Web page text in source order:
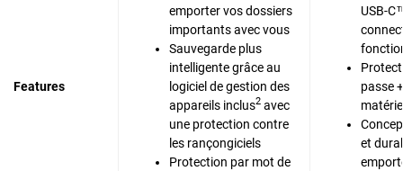
Features
emporter vos dossiers
importants avec vous
Sauvegarde plus
intelligente grâce au
logiciel de gestion des
appareils inclus2 avec
une protection contre
les rançongiciels
Protection par mot de
USB-
passe
et